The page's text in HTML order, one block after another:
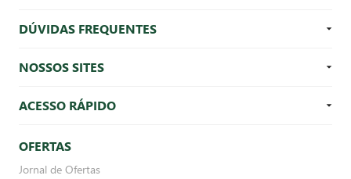
DÚVIDAS FREQUENTES
NOSSOS SITES
ACESSO RÁPIDO
OFERTAS
Jornal de Ofertas